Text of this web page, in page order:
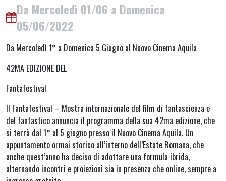
Da Mercoledì 01/06 a Domenica
05/06/2022
Da Mercoledì 1° a Domenica 5 Giugno al Nuovo Cinema Aquila
42MA EDIZIONE DEL
Fantafestival
Il Fantafestival – Mostra internazionale del film di fantascienza e
del fantastico annuncia il programma della sua 42ma edizione, che
si terrà dal 1° al 5 giugno presso il Nuovo Cinema Aquila. Un
appuntamento ormai storico all’interno dell’Estate Romana, che
anche quest’anno ha deciso di adottare una formula ibrida,
alternando incontri e proiezioni sia in presenza che online, sempre a